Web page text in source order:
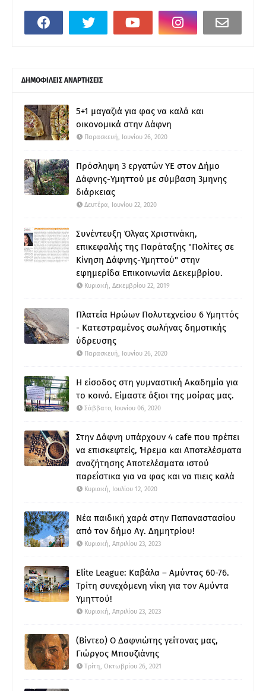
ΔΗΜΟΦΙΛΕΙΣ ΑΝΑΡΤΗΣΕΙΣ
5+1 μαγαζιά για φας να καλά και
οικονομικά στην Δάφνη
Παρασκευή, Ιουνίου 26, 2020
Πρόσληψη 3 εργατών ΥΕ στον Δήμο
Δάφνης-Υμηττού με σύμβαση 3μηνης
διάρκειας
Δευτέρα, Ιουνίου 22, 2020
Συνέντευξη Όλγας Χριστινάκη,
επικεφαλής της Παράταξης "Πολίτες σε
Κίνηση Δάφνης-Υμηττού" στην
εφημερίδα Επικοινωνία Δεκεμβρίου.
Κυριακή, Δεκεμβρίου 22, 2019
Πλατεία Ηρώων Πολυτεχνείου 6 Υμηττός
- Κατεστραμένος σωλήνας δημοτικής
ύδρευσης
Παρασκευή, Ιουνίου 26, 2020
Η είσοδος στη γυμναστική Ακαδημία για
το κοινό. Είμαστε άξιοι της μοίρας μας.
Σάββατο, Ιουνίου 06, 2020
Στην Δάφνη υπάρχουν 4 cafe που πρέπει
να επισκεφτείς, Ήρεμα και Αποτελέσματα
αναζήτησης Αποτελέσματα ιστού
παρεΐστικα για να φας και να πιεις καλά
Κυριακή, Ιουλίου 12, 2020
Νέα παιδική χαρά στην Παπαναστασίου
από τον δήμο Αγ. Δημητρίου!
Κυριακή, Απριλίου 23, 2023
Elite League: Καβάλα – Αμύντας 60-76.
Τρίτη συνεχόμενη νίκη για τον Αμύντα
Υμηττού!
Κυριακή, Απριλίου 23, 2023
(Βίντεο) Ο Δαφνιώτης γείτονας μας,
Γιώργος Μπουζιάνης
Τρίτη, Οκτωβρίου 26, 2021